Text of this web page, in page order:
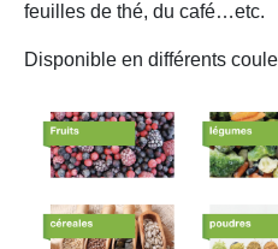
feuilles de thé, du café…etc.
Disponible en différents